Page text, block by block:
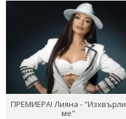
ПРЕМИЕРА! Лияна - "Изхвърли
ме"